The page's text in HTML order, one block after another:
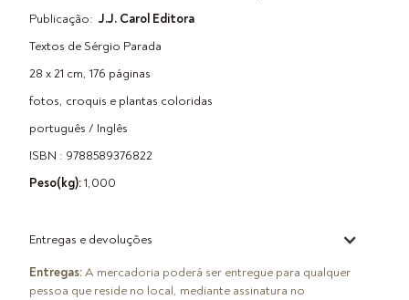
Publicação: J.J. Carol Editora
Textos de Sérgio Parada
28 x 21 cm, 176 páginas
fotos, croquis e plantas coloridas
português / Inglês
ISBN : 9788589376822
Peso(kg):1,000
Entregas e devoluções
Entregas:A mercadoria poderá ser entregue para qualquer
pessoa que reside no local, mediante assinatura no